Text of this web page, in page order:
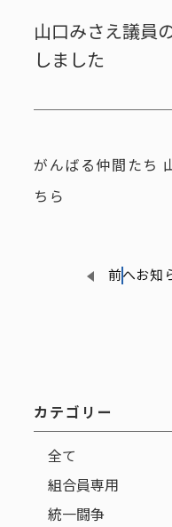
山口みさえ議員
しました
がんばる仲間たち
ちら
前へお知
カテゴリー
全て
組合員専用
統一闘争